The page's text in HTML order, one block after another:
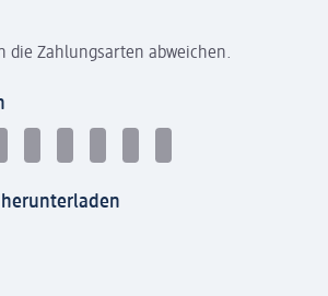
die Zahlungsarten abweichen.